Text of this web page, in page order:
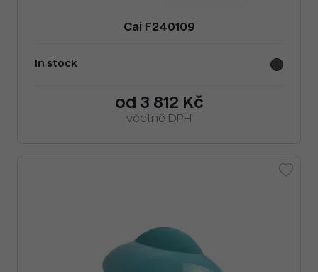
Cai F240109
In stock
od 3 812 Kč
včetně DPH